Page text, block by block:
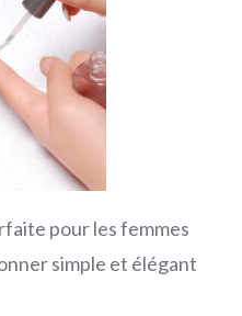
pour les femmes
simple et élégant